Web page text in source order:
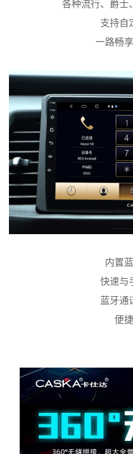
各种流行、爵士
支持自
一路畅
内置
快速与
蓝牙通
便